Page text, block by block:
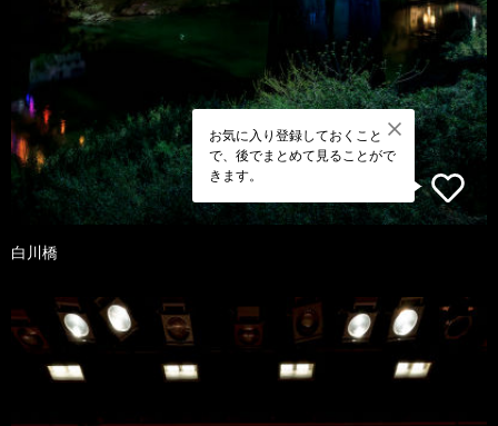
お気に入り登録しておくこと
で、後でまとめて見ることがで
きます。
白川橋